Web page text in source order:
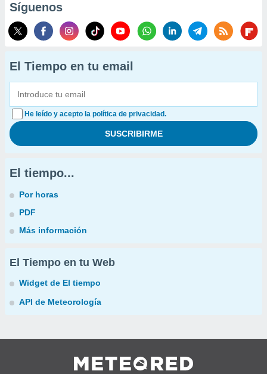
Síguenos
El Tiempo en tu email
He leído y acepto la política de privacidad.
El tiempo...
Por horas
PDF
Más información
El Tiempo en tu Web
Widget de El tiempo
API de Meteorología